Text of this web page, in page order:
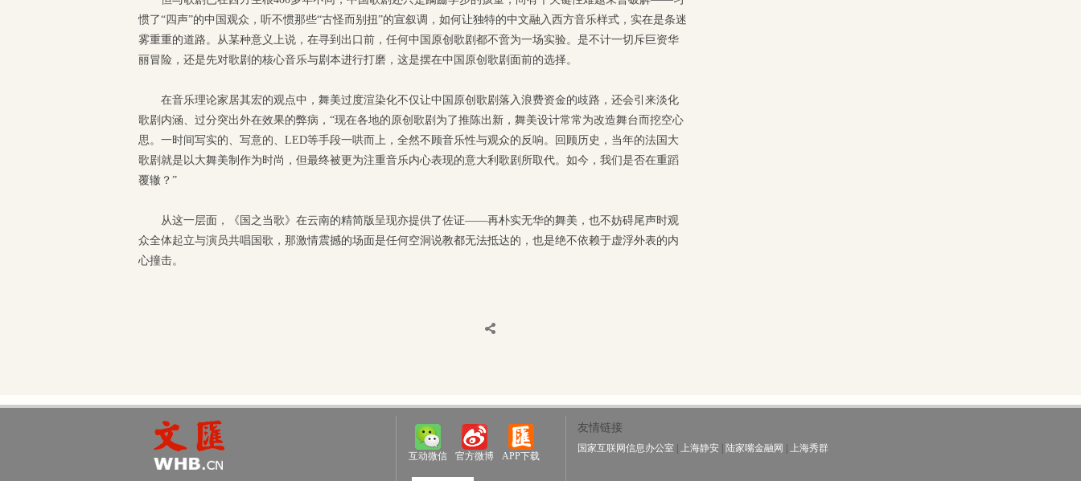
惯了“四声”的中国观众，听不惯那些“古怪而别扭”的宣叙调，如何让独特的中文融入西方音乐样式，实在是条迷
雾重重的道路。从某种意义上说，在寻到出口前，任何中国原创歌剧都不啻为一场实验。是不计一切斥巨资华
丽冒险，还是先对歌剧的核心音乐与剧本进行打磨，这是摆在中国原创歌剧面前的选择。
在音乐理论家居其宏的观点中，舞美过度渲染化不仅让中国原创歌剧落入浪费资金的歧路，还会引来淡化
歌剧内涵、过分突出外在效果的弊病，“现在各地的原创歌剧为了推陈出新，舞美设计常常为改造舞台而挖空心
思。一时间写实的、写意的、LED等手段一哄而上，全然不顾音乐性与观众的反响。回顾历史，当年的法国大
歌剧就是以大舞美制作为时尚，但最终被更为注重音乐内心表现的意大利歌剧所取代。如今，我们是否在重蹈
覆辙？”
从这一层面，《国之当歌》在云南的精简版呈现亦提供了佐证——再朴实无华的舞美，也不妨碍尾声时观
众全体起立与演员共唱国歌，那激情震撼的场面是任何空洞说教都无法抵达的，也是绝不依赖于虚浮外表的内
心撞击。
互动微信 官方微博 APP下载
友情链接
国家互联网信息办公室 上海静安 陆家嘴金融网 上海秀群